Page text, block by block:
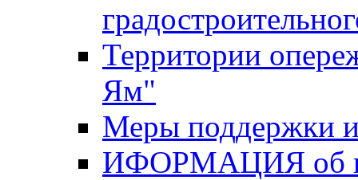
Территории
Ям"
Меры поддержки
ИФОРМАЦИЯ об